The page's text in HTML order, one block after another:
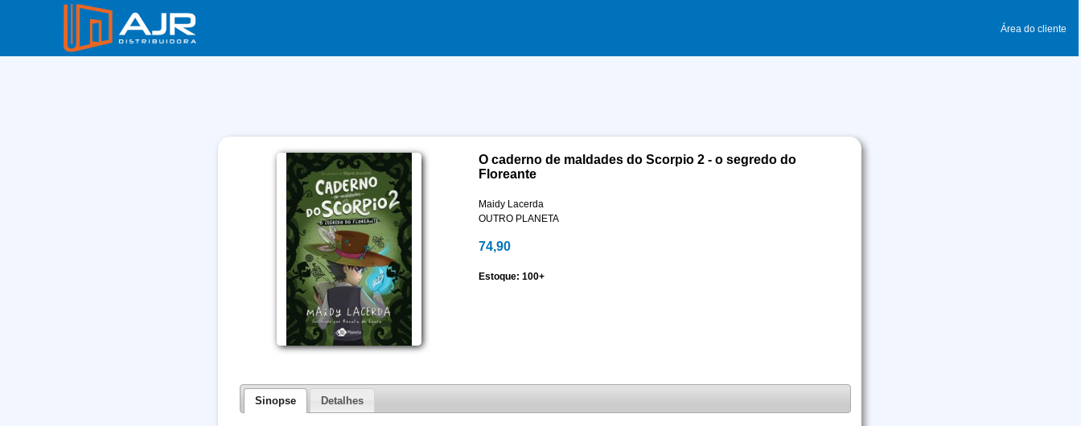
Área do cliente
O caderno de maldades do Scorpio 2 - o segredo do
Floreante
Maidy Lacerda
OUTRO PLANETA
74,90
Estoque: 100+
Sinopse Detalhes